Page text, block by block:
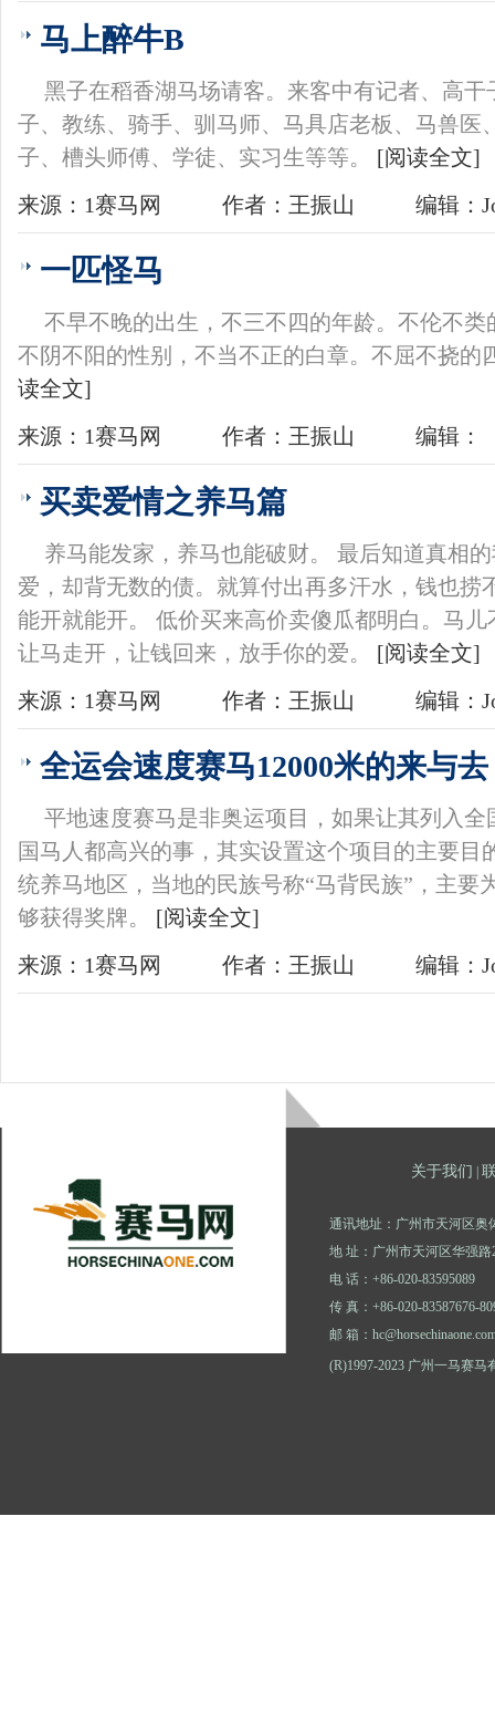
马上醉牛B
黑子在稻香湖马场请客。来客中有记者、高
子、教练、骑手、驯马师、马具店老板、马兽医
子、槽头师傅、学徒、实习生等等。 [阅读全文]
来源：1赛马网
作者：王振山 编辑：
一匹怪马
不早不晚的出生，不三不四的年龄。不伦不
不阴不阳的性别，不当不正的白章。不屈不挠
读全文]
来源：1赛马网
作者：王振山 编辑：
买卖爱情之养马篇
养马能发家，养马也能破财。 最后知道真相
爱，却背无数的债。就算付出再多汗水，钱也捞
能开就能开。 低价买来高价卖傻瓜都明白。马
让马走开，让钱回来，放手你的爱。 [阅读全文]
来源：1赛马网
作者：王振山 编辑：
全运会速度赛马12000米的来与去
平地速度赛马是非奥运项目，如果让其列入
国马人都高兴的事，其实设置这个项目的主要目
统养马地区，当地的民族号称“马背民族”，主要
够获得奖牌。 [阅读全文]
来源：1赛马网
作者：王振山 编辑：
关于我们
通讯地址：广州市天河区奥
地 址：广州市天河区华强路
电 话：+86-020-83595089
传 真：+86-020-83587676-
邮 箱：
(R)1997-2023 广州一马赛马